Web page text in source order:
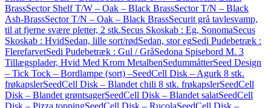
BrassSector Shelf T/W – Oak – Black BrassSector T/N – Black
Ash-BrassSector T/N – Oak – Black BrassSecurit grå tavlesvamp,
til at fjerne svære pletter, 2 stk.Secus Skoskab : Eg, SonomaSecus
Skoskab : HvidSedan, lille sort/rødSedan, stor egSedi Pudebetræk :
FlerefarvetSedi Pudebetræk : Gul / GråSedona Spisebord M. 3
Tillægsplader, Hvid Med Krom MetalbenSedummåtterSeed Design
– Tick Tock – Bordlampe (sort) –SeedCell Disk – Agurk 8 stk.
frøkapslerSeedCell Disk – Blandet chili 8 stk. frøkapslerSeedCell
Disk – Blandet grøntsagerSeedCell Disk – Blandet salatSeedCell
Disk – Pizza toppingSeedCell Disk – RucolaSeedCell Disk –